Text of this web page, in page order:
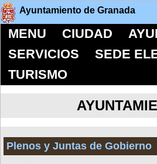
Ayuntamiento de Granada
MENU CIUDAD
SERVICIOS
SEDE
TURISMO
Plenos y Juntas de Gobierno